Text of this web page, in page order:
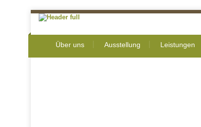
Über uns Ausstellung Leistungen